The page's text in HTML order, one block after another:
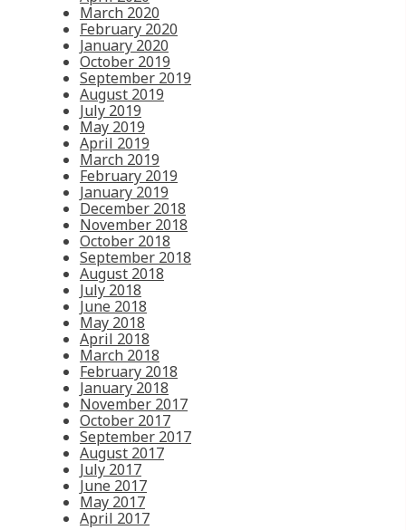
March 2020
February 2020
January 2020
October 2019
September 2019
August 2019
July 2019
May 2019
April 2019
March 2019
February 2019
January 2019
December 2018
November 2018
October 2018
September 2018
August 2018
July 2018
June 2018
May 2018
April 2018
March 2018
February 2018
January 2018
November 2017
October 2017
September 2017
August 2017
July 2017
June 2017
May 2017
April 2017